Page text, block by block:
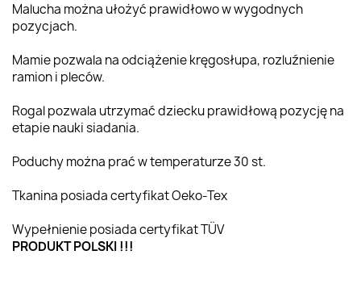
Malucha można ułożyć prawidłowo w wygodnych
pozycjach.
Mamie pozwala na odciążenie kręgosłupa, rozluźnienie
ramion i pleców.
Rogal pozwala utrzymać dziecku prawidłową pozycję na
etapie nauki siadania.
Poduchy można prać w temperaturze 30 st.
Tkanina posiada certyfikat Oeko-Tex
Wypełnienie posiada certyfikat TÜV
PRODUKT POLSKI !!!